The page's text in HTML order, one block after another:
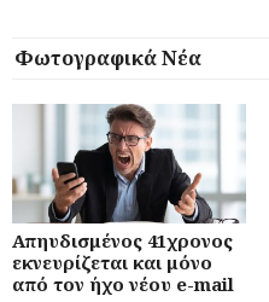
Φωτογραφικά Νέα
Απηυδισμένος 41χρονος
εκνευρίζεται και μόνο
από τον ήχο νέου e-mail